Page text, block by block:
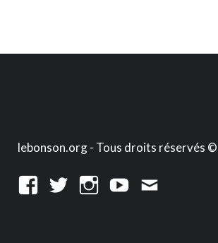
lebonson.org - Tous droits réservés ©